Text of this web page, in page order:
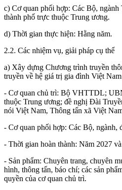
c) Cơ quan phối hợp: Các Bộ,
thành phố trực thuộc Trung ương.
d) Thời gian thực hiện: Hằng năm.
2.2. Các nhiệm vụ, giải pháp cụ thể
a) Xây dựng Chương trình truyền
truyền về hệ giá trị gia đình Việt
- Cơ quan chủ trì: Bộ VHTTDL;
thuộc Trung ương; đề nghị Đài
nói Việt Nam, Thông tấn xã Việt
- Cơ quan phối hợp: Các Bộ, ngành,
- Thời gian hoàn thành: Năm 2027
- Sản phẩm: Chuyên trang, chuyên
hình, thông tấn, báo chí; các sản
quyền của cơ quan chủ trì.